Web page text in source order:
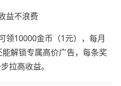
益不浪费
领10000金币（1元），每月
解锁专属高价广告，每条奖
拉高收益。